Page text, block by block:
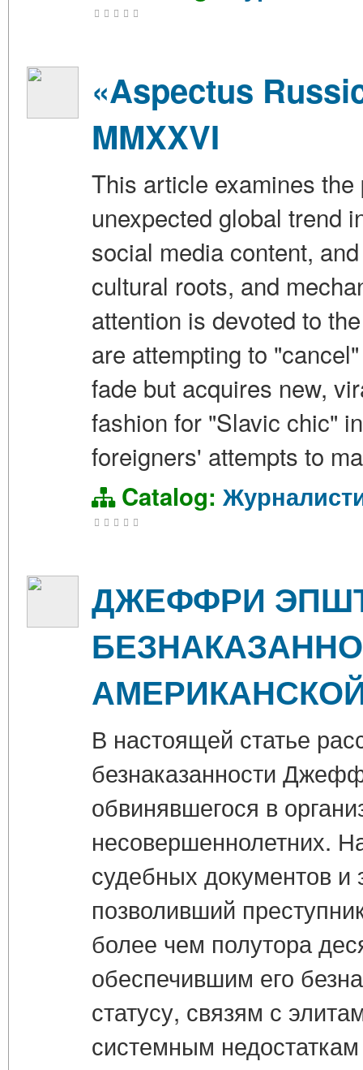
«Aspectus
MMXXVI
This article examines
unexpected global trend
social media content,
cultural roots, and
attention is devoted to
are attempting to
fade but acquires new,
fashion for "Slavic chic"
foreigners' attempts to
Catalog:
ДЖЕФФРИ
В настоящей статье
безнаказанности
обвинявшегося в
несовершеннолетних.
судебных документов и
позволивший
более чем полутора
обеспечившим его
статусу, связям с
системным